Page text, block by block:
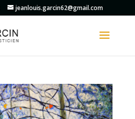
jeanlouis.garcin62@gmail.com